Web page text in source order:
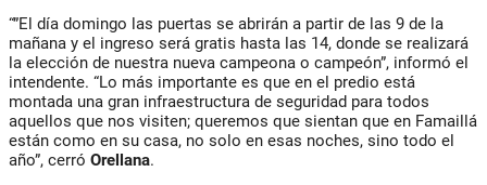
“”El día domingo las puertas se abrirán a partir de las 9 de la
mañana y el ingreso será gratis hasta las 14, donde se realizará
la elección de nuestra nueva campeona o campeón”, informó el
intendente. “Lo más importante es que en el predio está
montada una gran infraestructura de seguridad para todos
aquellos que nos visiten; queremos que sientan que en Famaillá
están como en su casa, no solo en esas noches, sino todo el
año”, cerró Orellana.